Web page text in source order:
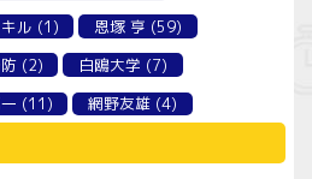
ル (1) 恩塚 亨 (59)
(2) 白鴎大学 (7)
(11) 網野友雄(4)